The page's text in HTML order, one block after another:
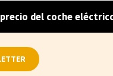
eléctrico corporativo